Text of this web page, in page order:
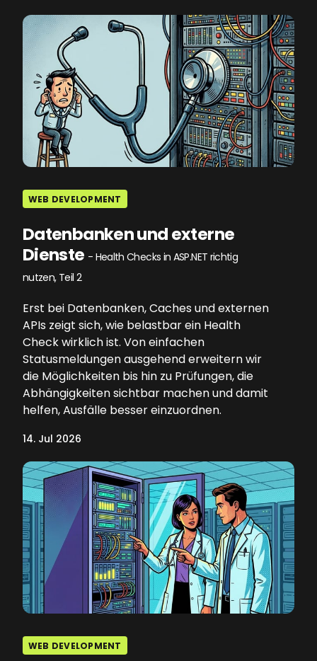
WEB DEVELOPMENT
Datenbanken und externe
Dienste - Health Checks in ASP.NET richtig
nutzen, Teil 2
Erst bei Datenbanken, Caches und externen
APIs zeigt sich, wie belastbar ein Health
Check wirklich ist. Von einfachen
Statusmeldungen ausgehend erweitern wir
die Möglichkeiten bis hin zu Prüfungen, die
Abhängigkeiten sichtbar machen und damit
helfen, Ausfälle besser einzuordnen.
14. Jul 2026
WEB DEVELOPMENT